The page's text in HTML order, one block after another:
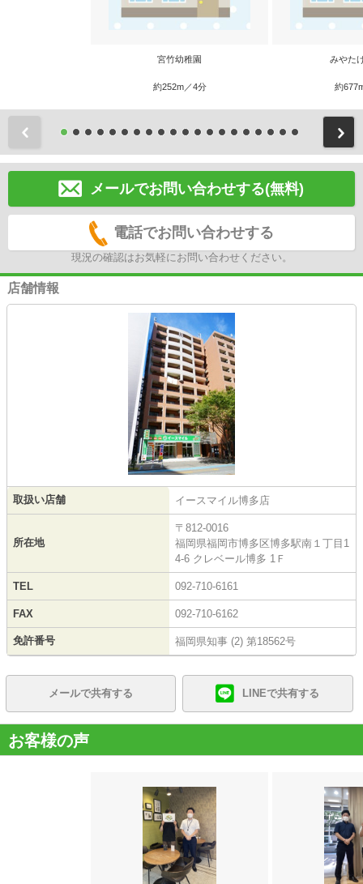
宮竹幼稚園
約252m／4分
みやた
約
メールでお問い合わせする(無料)
電話でお問い合わせする
現況の確認はお気軽にお問い合わせください。
店舗情報
取扱い店舗 イースマイル博多店
所在地
〒812-0016
福岡県福岡市博多区博多駅南１丁目1
4-6 クレベール博多 1Ｆ
TEL 092-710-6161
FAX 092-710-6162
免許番号 福岡県知事 (2) 第18562号
メールで共有する LINEで共有する
お客様の声